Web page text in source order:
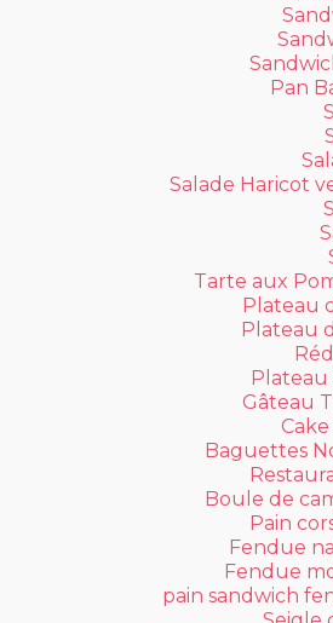
Pan
Salade Haricot
Tarte aux
Plateau
Plateau
Plateau
Gâteau
Baguettes
Boule de
Pain
Fendue
Fendue
pain sandwich